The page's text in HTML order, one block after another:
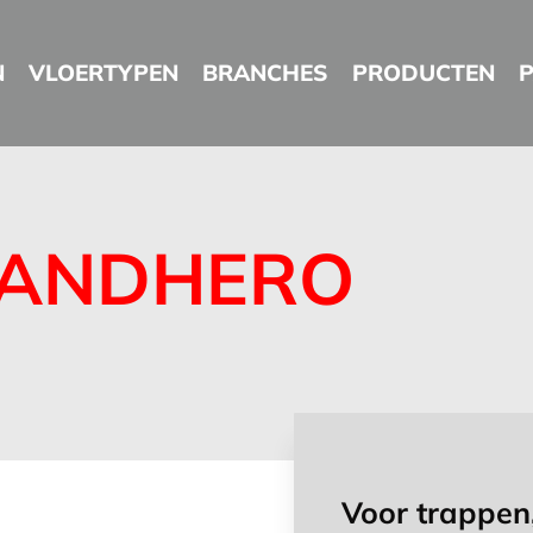
VLOERTYPEN BRANCHES PRODUCTEN
Voor